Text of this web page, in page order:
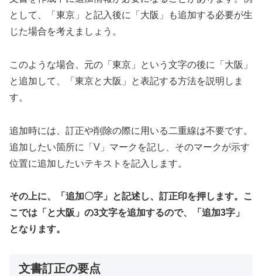
として、「東京」と記入後に「大阪」も追加する必要が生
じた場合を考えましょう。
このような場合、元の「東京」という文字の後に「大阪」
と追加して、「東京と大阪」と表記する方法を説明しま
す。
追加時には、訂正や削除の際に用いる二重線は不要です。
追加したい箇所に「V」マークを記し、そのマークが示す
位置に追加したいテキストを記入します。
その上に、「追加〇字」と記述し、訂正印を押します。こ
こでは「と大阪」の3文字を追加するので、「追加3字」
となります。
文書訂正の要点